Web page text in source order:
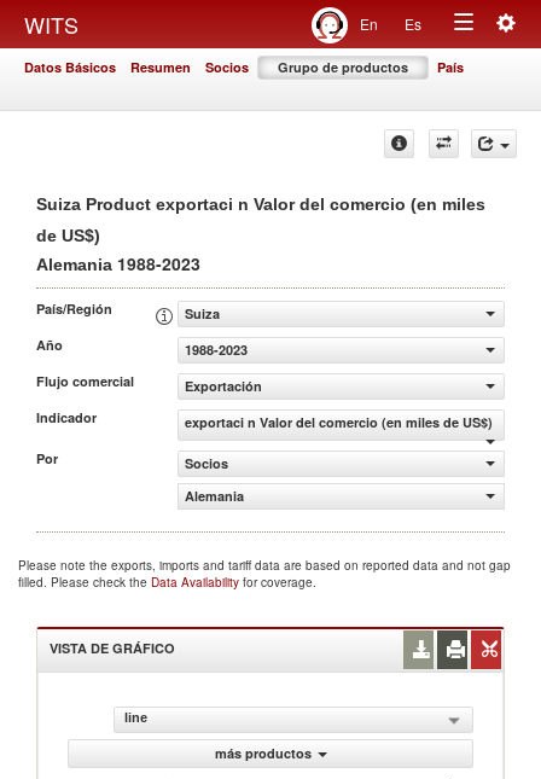
WITS En Es
Toggle
Datos Básicos Resumen Socios Grupo de productos País
Suiza Product exportaci n Valor del comercio (en miles
de US$)
Alemania 1988-2023
País/Región
Suiza
Año
1988-2023
Flujo comercial
Exportación
Indicador
exportaci n Valor del comercio (en miles de US$)
Por
Socios
Alemania
Please note the exports, imports and tariff data are based on reported data and not gap
filled. Please check the Data Availability for coverage.
VISTA DE GRÁFICO
line
más productos